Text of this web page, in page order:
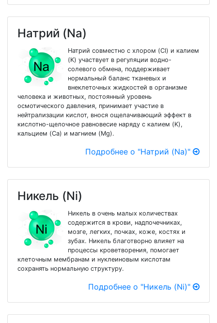
Натрий (Na)
Натрий совместно с хлором (Cl) и калием
(K) участвует в регуляции водно-
солевого обмена, поддерживает
нормальный баланс тканевых и
внеклеточных жидкостей в организме
человека и животных, постоянный уровень
осмотического давления, принимает участие в
нейтрализации кислот, внося ощелачивающий эффект в
кислотно-щелочное равновесие наряду с калием (K),
кальцием (Ca) и магнием (Mg).
Подробнее о "Натрий (Na)"
Никель (Ni)
Никель в очень малых количествах
содержится в крови, надпочечниках,
мозге, легких, почках, коже, костях и
зубах. Никель благотворно влияет на
процессы кроветворения, помогает
клеточным мембранам и нуклеиновым кислотам
сохранять нормальную структуру.
Подробнее о "Никель (Ni)"